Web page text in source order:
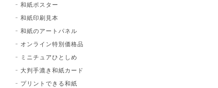
和紙ポスター
和紙印刷見本
和紙のアートパネル
オンライン特別価格品
ミニチュアひとしめ
大判手漉き和紙カード
プリントできる和紙